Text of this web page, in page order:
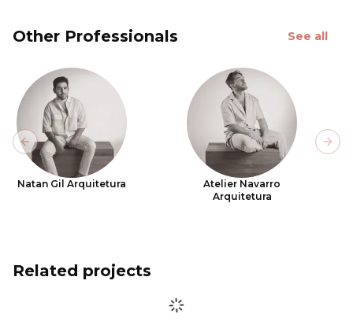
Other Professionals See all
Natan Gil Arquitetura
Atelier Navarro
Arquitetura
Previous slide
Related projects